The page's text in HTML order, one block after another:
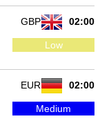
02:00
GBP
Low
02:00
EUR
Medium